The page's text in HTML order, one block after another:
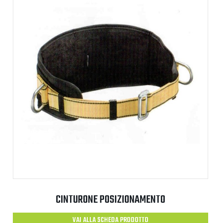
CINTURONE POSIZIONAMENTO
VAI ALLA SCHEDA PRODOTTO